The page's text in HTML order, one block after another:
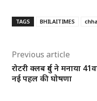
TAGS BHILAITIMES
Previous article
रोटरी क्लब दुर्ग ने मनाया
नई पहल की घोषणा